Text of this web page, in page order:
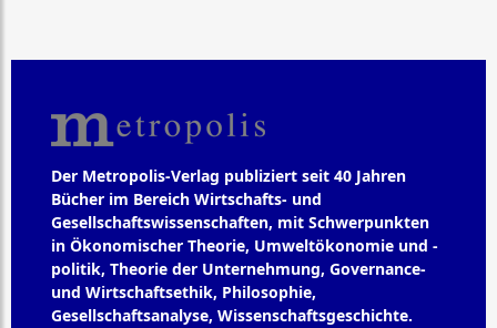
Der Metropolis-Verlag publiziert seit 40 Jahren
Bücher im Bereich Wirtschafts- und
Gesellschaftswissenschaften, mit Schwerpunkten
in Ökonomischer Theorie, Umweltökonomie und -
politik, Theorie der Unternehmung, Governance-
und Wirtschaftsethik, Philosophie,
Gesellschaftsanalyse, Wissenschaftsgeschichte.